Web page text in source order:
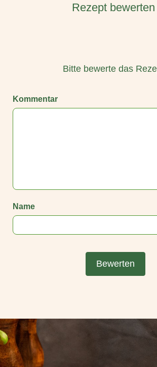
Rezept bewerten
Bitte bewerte das
Kommentar
Name
Bewerten